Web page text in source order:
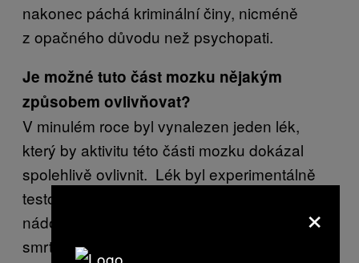
nakonec páchá kriminální činy, nicméně
z opačného důvodu než psychopati.
Je možné tuto část mozku nějakým
způsobem ovlivňovat?
V minulém roce byl vynalezen jeden lék,
který by aktivitu této části mozku dokázal
spolehlivě ovlivnit. Lék byl experimentálně
testován na pacientech s nevyléčitelným
nádorem, trpících panickým strachem ze
smrti. Tito lidé měli v hlavě jen jednu věc:
×